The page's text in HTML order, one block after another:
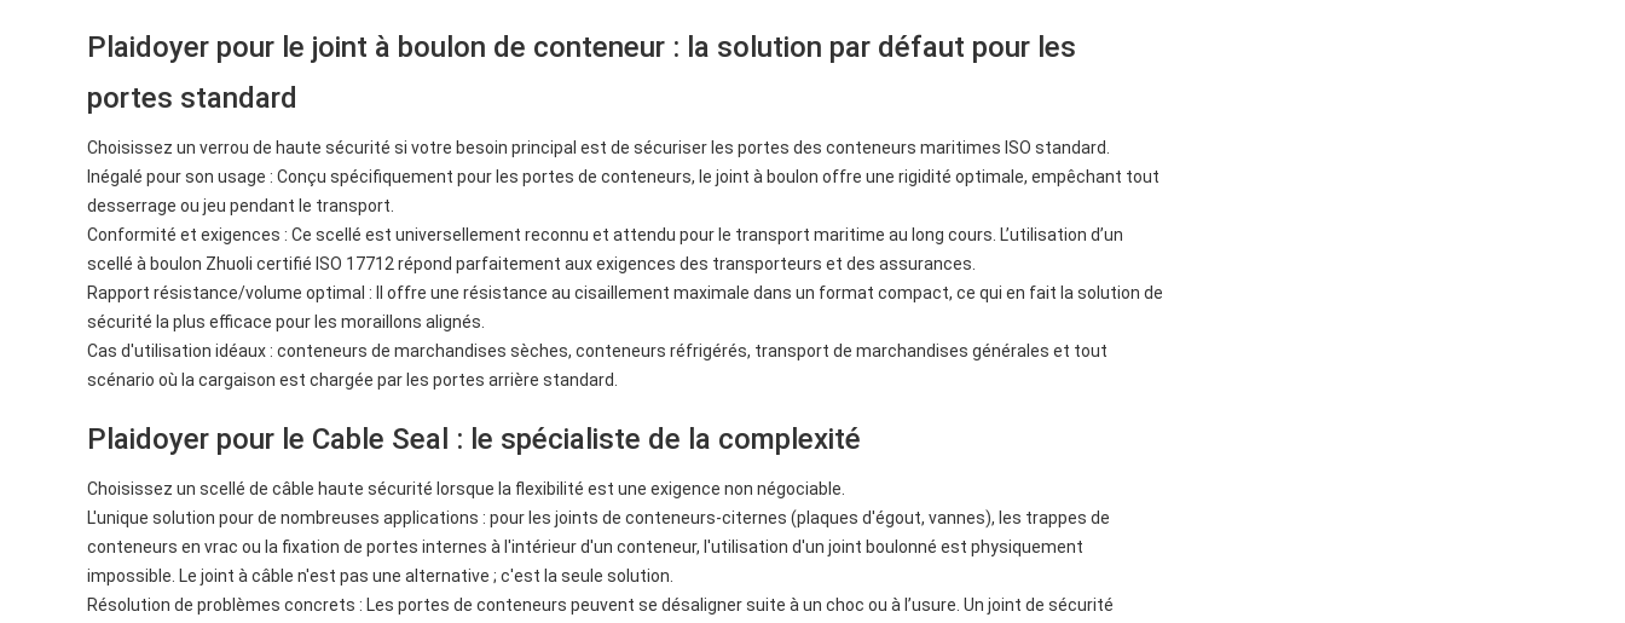
Plaidoyer pour le joint à boulon de conteneur : la solution par défaut pour les
portes standard
Choisissez un verrou de haute sécurité si votre besoin principal est de sécuriser les portes des conteneurs maritimes ISO standard.
Inégalé pour son usage : Conçu spécifiquement pour les portes de conteneurs, le joint à boulon offre une rigidité optimale, empêchant tout
desserrage ou jeu pendant le transport.
Conformité et exigences : Ce scellé est universellement reconnu et attendu pour le transport maritime au long cours. L’utilisation d’un
scellé à boulon Zhuoli certifié ISO 17712 répond parfaitement aux exigences des transporteurs et des assurances.
Rapport résistance/volume optimal : Il offre une résistance au cisaillement maximale dans un format compact, ce qui en fait la solution de
sécurité la plus efficace pour les moraillons alignés.
Cas d'utilisation idéaux : conteneurs de marchandises sèches, conteneurs réfrigérés, transport de marchandises générales et tout
scénario où la cargaison est chargée par les portes arrière standard.
Plaidoyer pour le Cable Seal : le spécialiste de la complexité
Choisissez un scellé de câble haute sécurité lorsque la flexibilité est une exigence non négociable.
L'unique solution pour de nombreuses applications : pour les joints de conteneurs-citernes (plaques d'égout, vannes), les trappes de
conteneurs en vrac ou la fixation de portes internes à l'intérieur d'un conteneur, l'utilisation d'un joint boulonné est physiquement
impossible. Le joint à câble n'est pas une alternative ; c'est la seule solution.
Résolution de problèmes concrets : Les portes de conteneurs peuvent se désaligner suite à un choc ou à l’usure. Un joint de sécurité